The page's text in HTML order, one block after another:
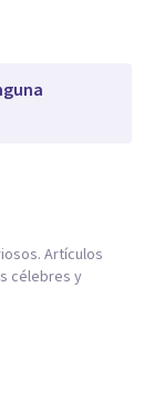
Artículos
célebres y